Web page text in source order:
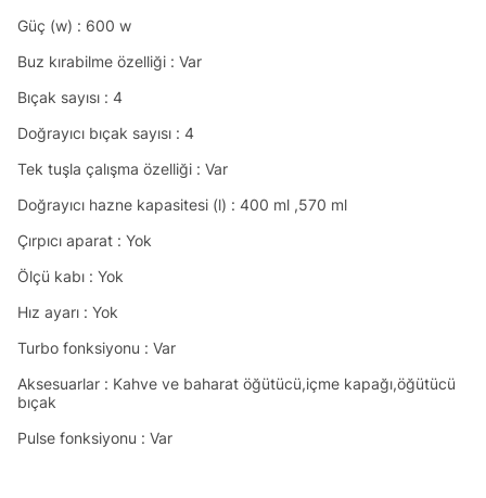
Güç (w) : 600 w
Buz kırabilme özelliği : Var
Bıçak sayısı : 4
Doğrayıcı bıçak sayısı : 4
Tek tuşla çalışma özelliği : Var
Doğrayıcı hazne kapasitesi (l) : 400 ml ,570 ml
Çırpıcı aparat : Yok
Ölçü kabı : Yok
Hız ayarı : Yok
Turbo fonksiyonu : Var
Aksesuarlar : Kahve ve baharat öğütücü,içme kapağı,öğütücü
bıçak
Pulse fonksiyonu : Var